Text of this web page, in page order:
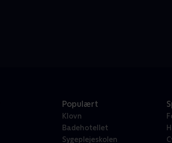
Populært
Klovn
Badehotellet
Sygeplejeskolen